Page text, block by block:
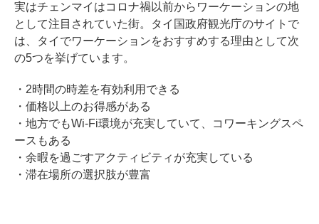
実はチェンマイはコロナ禍以前からワーケーションの地
として注目されていた街。タイ国政府観光庁のサイトで
は、タイでワーケーションをおすすめする理由として次
の5つを挙げています。
・2時間の時差を有効利用できる
・価格以上のお得感がある
・地方でもWi-Fi環境が充実していて、コワーキングスペ
ースもある
・余暇を過ごすアクティビティが充実している
・滞在場所の選択肢が豊富